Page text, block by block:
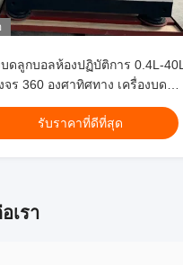
บดลูกบอลห้องปฏิบัติการ 0.4L-40L
จร 360 องศาทิศทาง เครื่องบด
ลดาวเคราะห์สําหรับบดผงแม่นยํา
รับราคาที่ดีที่สุด
เรา